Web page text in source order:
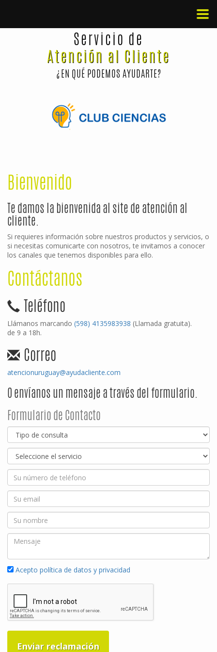
Servicio de
Atención al Cliente
¿EN QUÉ PODEMOS AYUDARTE?
Bienvenido
Te damos la bienvenida al site de atención al
cliente.
Si requieres información sobre nuestros productos y servicios, o
si necesitas comunicarte con nosotros, te invitamos a conocer
los canales que tenemos disponibles para ello.
Contáctanos
Teléfono
Llámanos marcando (598) 4135983938 (Llamada gratuita).
de 9 a 18h.
Correo
atencionuruguay@ayudacliente.com
O envíanos un mensaje a través del formulario.
Formulario de Contacto
Acepto política de datos y privacidad